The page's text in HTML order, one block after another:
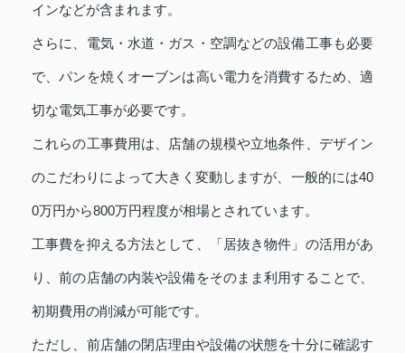
インなどが含まれます。
さらに、電気・水道・ガス・空調などの設備工事も必要
で、パンを焼くオーブンは高い電力を消費するため、適
切な電気工事が必要です。
これらの工事費用は、店舗の規模や立地条件、デザイン
のこだわりによって大きく変動しますが、一般的には40
0万円から800万円程度が相場とされています。
工事費を抑える方法として、「居抜き物件」の活用があ
り、前の店舗の内装や設備をそのまま利用することで、
初期費用の削減が可能です。
ただし、前店舗の閉店理由や設備の状態を十分に確認す